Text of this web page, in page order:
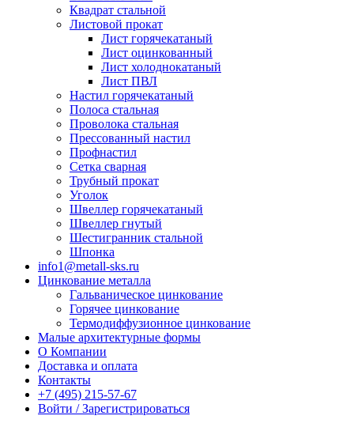
Квадрат стальной
Листовой прокат
Лист горячекатаный
Лист оцинкованный
Лист холоднокатаный
Лист ПВЛ
Настил горячекатаный
Полоса стальная
Проволока стальная
Прессованный настил
Профнастил
Сетка сварная
Трубный прокат
Уголок
Швеллер горячекатаный
Швеллер гнутый
Шестигранник стальной
Шпонка
info1@metall-sks.ru
Цинкование металла
Гальваническое цинкование
Горячее цинкование
Термодиффузионное цинкование
Малые архитектурные формы
О Компании
Доставка и оплата
Контакты
+7 (495) 215-57-67
Войти / Зарегистрироваться